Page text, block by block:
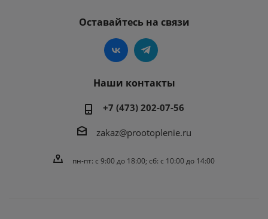
Оставайтесь на связи
Наши контакты
+7 (473) 202-07-56
zakaz@prootoplenie.ru
пн-пт: c 9:00 до 18:00; сб: с 10:00 до 14:00